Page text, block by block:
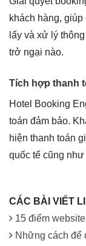
khách hàng,
lấy và xử lý
trở ngại nào.
Tích hợp thanh
Hotel Booking
toán đảm bảo.
hiện thanh toán
quốc tế cũng như
CÁC BÀI VIẾT
15 điểm
Những cách để